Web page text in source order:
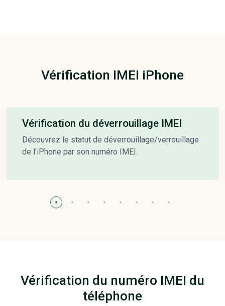
Vérification IMEI iPhone
Vérification du déverrouillage IMEI
Découvrez le statut de déverrouillage/verrouillage
de l'iPhone par son numéro IMEI.
Vérification du numéro IMEI du
téléphone